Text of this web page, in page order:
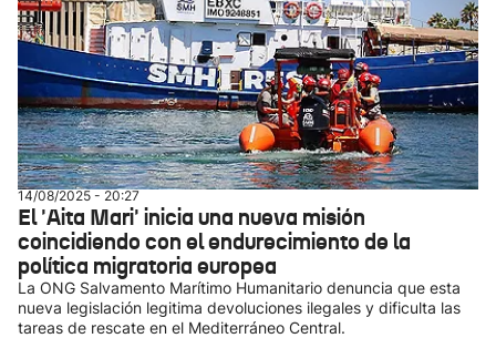
14/08/2025 - 20:27
El 'Aita Mari' inicia una nueva misión
coincidiendo con el endurecimiento de la
política migratoria europea
La ONG Salvamento Marítimo Humanitario denuncia que esta
nueva legislación legitima devoluciones ilegales y dificulta las
tareas de rescate en el Mediterráneo Central.